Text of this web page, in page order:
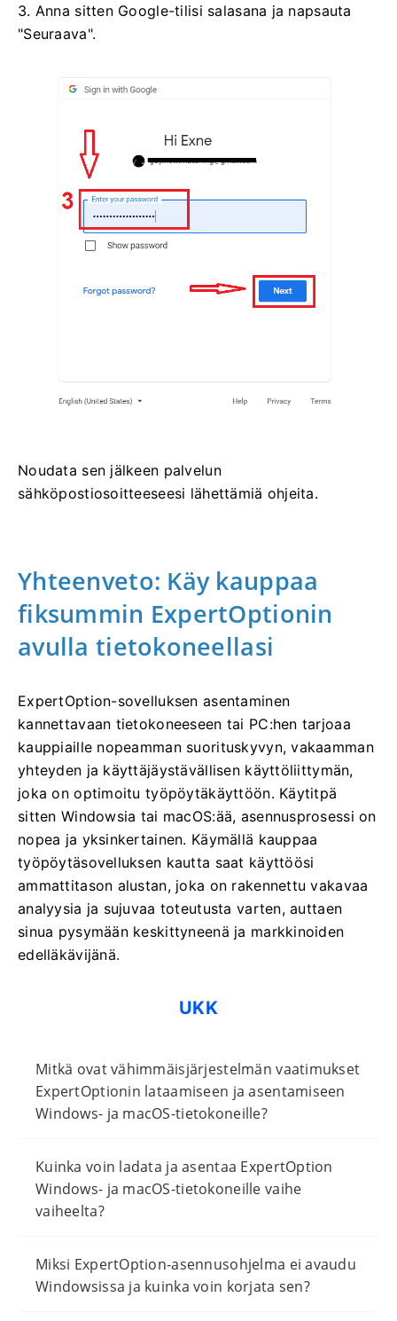
3. Anna sitten Google-tilisi salasana ja napsauta
"Seuraava".
Noudata sen jälkeen palvelun
sähköpostiosoitteeseesi lähettämiä ohjeita.
Yhteenveto: Käy kauppaa
fiksummin ExpertOptionin
avulla tietokoneellasi
ExpertOption-sovelluksen asentaminen
kannettavaan tietokoneeseen tai PC:hen tarjoaa
kauppiaille nopeamman suorituskyvyn, vakaamman
yhteyden ja käyttäjäystävällisen käyttöliittymän,
joka on optimoitu työpöytäkäyttöön. Käytitpä
sitten Windowsia tai macOS:ää, asennusprosessi on
nopea ja yksinkertainen. Käymällä kauppaa
työpöytäsovelluksen kautta saat käyttöösi
ammattitason alustan, joka on rakennettu vakavaa
analyysia ja sujuvaa toteutusta varten, auttaen
sinua pysymään keskittyneenä ja markkinoiden
edelläkävijänä.
UKK
Mitkä ovat vähimmäisjärjestelmän vaatimukset
ExpertOptionin lataamiseen ja asentamiseen
Windows- ja macOS-tietokoneille?
Kuinka voin ladata ja asentaa ExpertOption
Windows- ja macOS-tietokoneille vaihe
vaiheelta?
Miksi ExpertOption-asennusohjelma ei avaudu
Windowsissa ja kuinka voin korjata sen?